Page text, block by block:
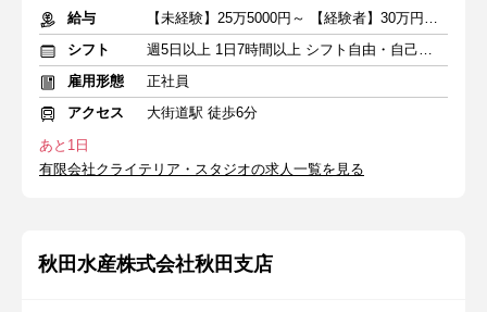
給与
【未経験】25万5000円～ 【経験者】30万円～ ＋交通費
シフト
週5日以上 1日7時間以上 シフト自由・自己申告
雇用形態
正社員
アクセス
大街道駅 徒歩6分
あと1日
有限会社クライテリア・スタジオの求人一覧を見る
秋田水産株式会社秋田支店